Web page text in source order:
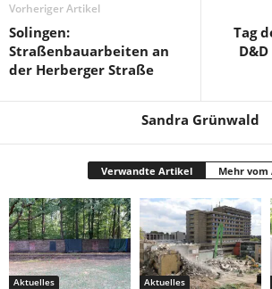
Vorheriger Artikel
Solingen:
Straßenbauarbeiten an
der Herberger Straße
Tag
Sandra Grünwald
Verwandte Artikel Mehr
Aktuelles Aktuelles